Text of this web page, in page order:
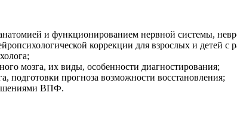
и функционированием нервной системы,
коррекции для взрослых и детей
мозга, их виды, особенности диагностирования;
подготовки прогноза возможности восстановления;
ВПФ.